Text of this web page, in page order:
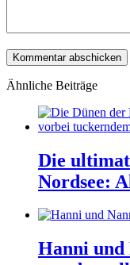
Ähnliche Beiträge
Die
Nordsee:
Hanni und